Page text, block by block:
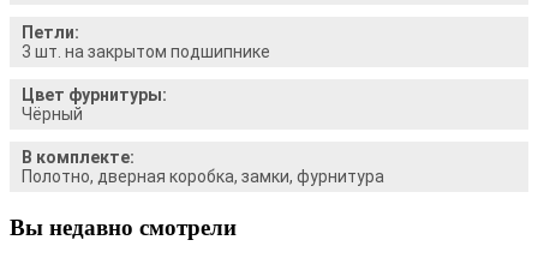
Петли:
3 шт. на закрытом подшипнике
Цвет фурнитуры:
Чёрный
В комплекте:
Полотно, дверная коробка, замки, фурнитура
Вы недавно смотрели